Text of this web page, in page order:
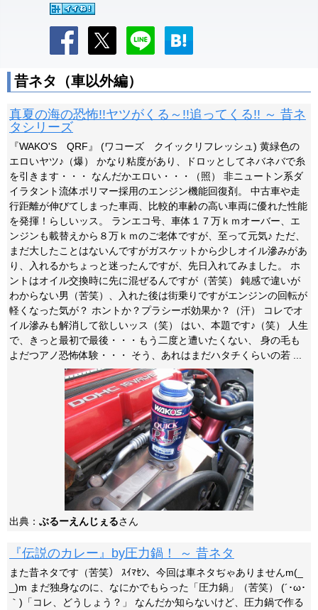
昔ネタ（車以外編）
真夏の海の恐怖!!ヤツがくる～!!追ってくる!! ～ 昔ネ
タシリーズ
『WAKO'S QRF』 (ワコーズ クイックリフレッシュ) 黄緑色の
エロいヤツ♪（爆） かなり粘度があり、ドロッとしてネバネバで糸
を引きます・・・ なんだかエロい・・・（照） 非ニュートン系ダ
イラタント流体ポリマー採用のエンジン機能回復剤。 中古車や走
行距離が伸びてしまった車両、比較的車齢の高い車両に優れた性能
を発揮！らしいッス。 ランエコ号、車体１７万ｋｍオーバー、エ
ンジンも載替えから８万ｋｍのご老体ですが、至って元気♪ ただ、
まだ大したことはないんですがガスケットから少しオイル滲みがあ
り、入れるかちょっと迷ったんですが、先日入れてみました。 ホ
ントはオイル交換時に先に混ぜるんですが（苦笑） 鈍感で違いが
わからない男（苦笑）、入れた後は街乗りですがエンジンの回転が
軽くなった気が？ ホントか？プラシーボ効果か？（汗） コレでオ
イル滲みも解消して欲しいッス（笑） はい、本題です♪（笑） 人生
で、きっと最初で最後・・・もう二度と遭いたくない、 身の毛も
よだつアノ恐怖体験・・・ そう、あれはまだハタチくらいの若 ...
出典： ぶるーえんじぇるさん
『伝説のカレー』by圧力鍋！ ～ 昔ネタ
また昔ネタです（苦笑） ｽｲﾏｾﾝ、今回は車ネタぢゃありませんm(_
_)m まだ独身なのに、なにかでもらった「圧力鍋」（苦笑） (´･ω･
｀)「コレ、どうしょう？」 なんだか知らないけど、圧力鍋で作る